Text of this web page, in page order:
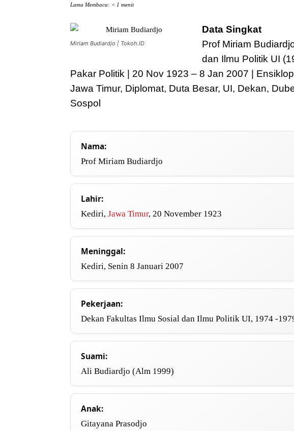
Lama Membaca: < 1 menit
Miriam Budiardjo | Tokoh.ID
Data Singkat
Prof Miriam
dan Ilmu Politik UI
Pakar Politik | 20 Nov 1923 – 8 Jan 2007 |
Jawa Timur, Diplomat, Duta Besar, UI, Dekan,
Sospol
Nama:
Prof Miriam Budiardjo
Lahir:
Kediri, Jawa Timur, 20 November 1923
Meninggal:
Kediri, Senin 8 Januari 2007
Pekerjaan:
Dekan Fakultas Ilmu Sosial dan Ilmu Politik UI, 1974 -
Suami:
Ali Budiardjo (Alm 1999)
Anak:
Gitayana Prasodjo